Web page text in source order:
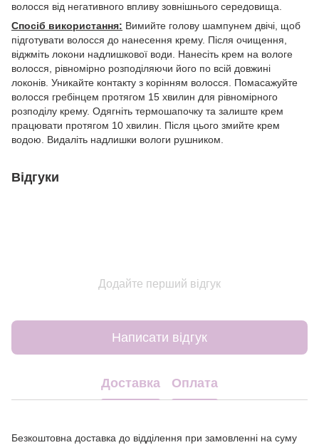
волосся від негативного впливу зовнішнього середовища.
Спосіб використання: Вимийте голову шампунем двічі, щоб
підготувати волосся до нанесення крему. Після очищення,
віджміть локони надлишкової води. Нанесіть крем на вологе
волосся, рівномірно розподіляючи його по всій довжині
локонів. Уникайте контакту з корінням волосся. Помасажуйте
волосся гребінцем протягом 15 хвилин для рівномірного
розподілу крему. Одягніть термошапочку та залиште крем
працювати протягом 10 хвилин. Після цього змийте крем
водою. Видаліть надлишки вологи рушником.
Відгуки
Додайте перший відгук
Написати відгук
Доставка Оплата
Безкоштовна доставка до відділення при замовленні на суму